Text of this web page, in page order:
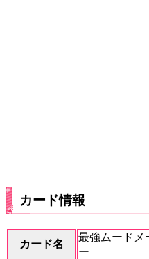
カード情報
カード名
最強ムードメ
ー